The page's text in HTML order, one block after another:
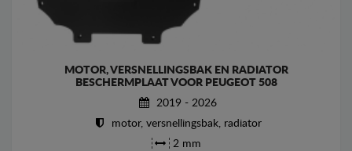
MOTOR, VERSNELLINGSBAK EN RADIATOR
BESCHERMPLAAT VOOR PEUGEOT 508
2019 - 2026
motor, versnellingsbak, radiator
2 mm